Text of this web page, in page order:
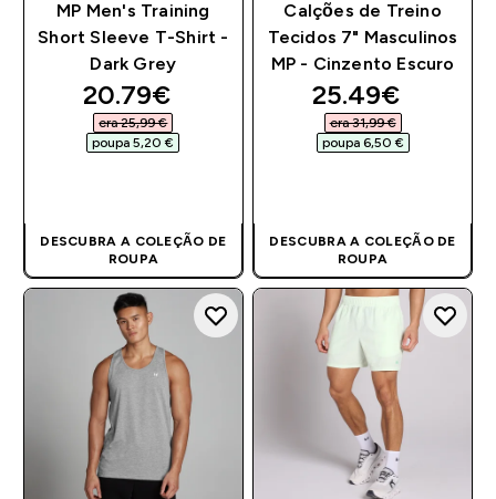
MP Men's Training
Short Sleeve T-Shirt -
Dark Grey
discounted price
20.79€‎
era 25,99 €‎
poupa 5,20 €‎
DESCUBRA A COLEÇÃO DE
ROUPA
Calções de Treino
Tecidos 7" Masculinos
MP - Cinzento Escuro
discounted
25.49€‎
era 31,99 €‎
poupa 6,50 €‎
DESCUBRA A COLEÇÃO DE
ROUPA